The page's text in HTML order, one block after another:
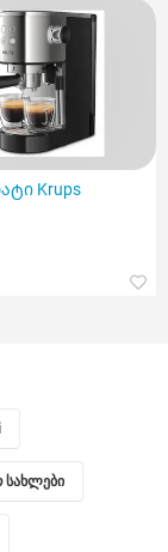
Krups
სახლები